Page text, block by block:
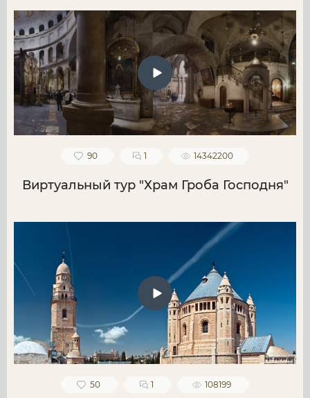
90 1 14342200
Виртуальный тур "Храм Гроба Господня"
50 1 108199